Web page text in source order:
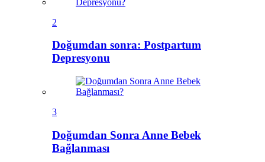
2
Doğumdan sonra: Postpartum
Depresyonu
3
Doğumdan Sonra Anne Bebek
Bağlanması